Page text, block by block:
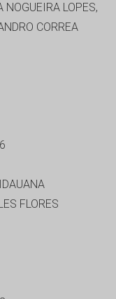
NOGUEIRA LOPES,
CORREA
FLORES